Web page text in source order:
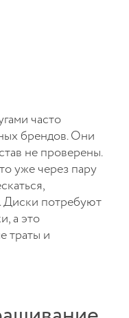
часто
брендов. Они
не проверены.
уже через пару
Диски потребуют
а это
траты и